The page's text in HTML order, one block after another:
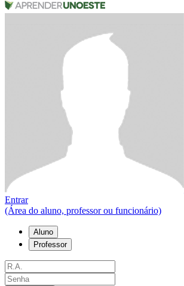
Entrar
(Área do aluno, professor ou funcionário)
Aluno
Professor